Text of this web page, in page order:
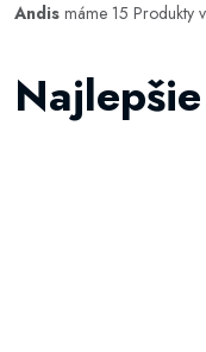
Andis máme 15 Produkty
Najlepšie